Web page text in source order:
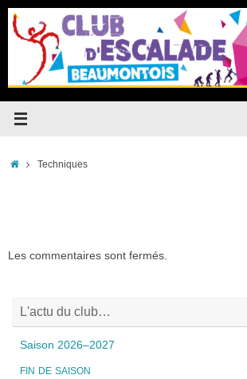
Passer
contenu
Accueil
Techniques
Les commentaires sont fermés.
L'actu du club…
Saison 2026–2027
FIN DE SAISON